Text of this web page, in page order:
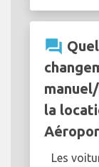
question_answer
la
Les